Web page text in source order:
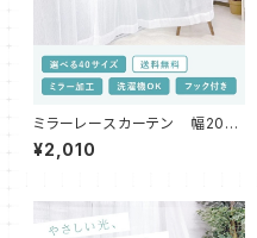
ミラーレースカーテン 幅200c
m 高さ198・208・213・218c
m
¥2,010